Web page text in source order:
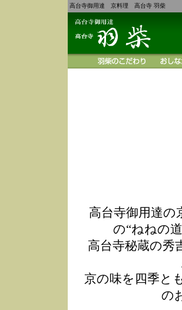
高台寺御用達 京料理 高台寺 羽柴
高台寺御用達の
の“ねねの
高台寺秘蔵の秀
京の味を四季と
の